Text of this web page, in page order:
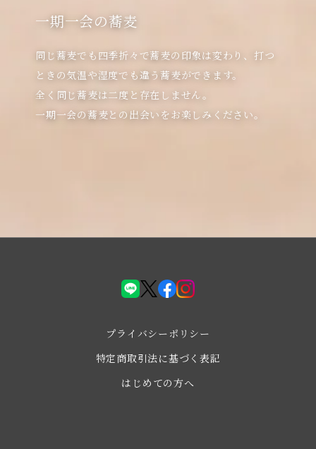
一期一会の蕎麦
同じ蕎麦でも四季折々で蕎麦の印象は変わり、打つ
ときの気温や湿度でも違う蕎麦ができます。
全く同じ蕎麦は二度と存在しません。
プライバシーポリシー
特定商取引法に基づく表記
はじめての方へ